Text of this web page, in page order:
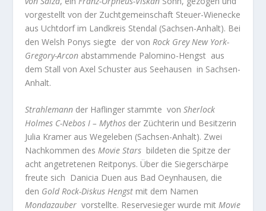
vorgestellt von der Zuchtgemeinschaft Steuer-Wienecke
aus Uchtdorf im Landkreis Stendal (Sachsen-Anhalt). Bei
den Welsh Ponys siegte der von Rock Grey New York-
Gregory-Arcon abstammende Palomino-Hengst aus
dem Stall von Axel Schuster aus Seehausen in Sachsen-
Anhalt.
Strahlemann der Haflinger stammte vonSherlock
Holmes C-Nebos I – Mythos der Züchterin und Besitzerin
Julia Kramer aus Wegeleben (Sachsen-Anhalt). Zwei
Nachkommen desMovie Stars bildeten die Spitze der
acht angetretenen Reitponys. Über die Siegerschärpe
freute sich Danicia Duen aus Bad Oeynhausen, die
den Gold Rock-Diskus Hengst mit dem Namen
Mondazauber vorstellte. Reservesieger wurde mitMovie